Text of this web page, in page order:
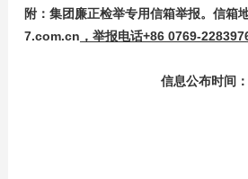
附： 集团廉正检举专用信箱举报。 信箱
7.com.cn ，举报电话+86 0769-
信息公布时间